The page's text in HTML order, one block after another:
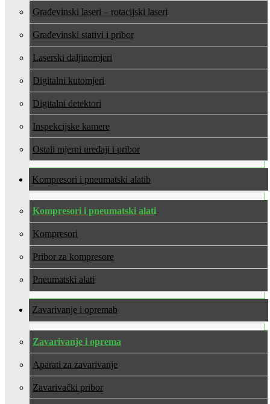
Građevinski laseri – rotacijski laseri
Građevinski stativi i pribor
Laserski daljinomjeri
Digitalni kutomjeri
Digitalni detektori
Inspekcijske kamere
Ostali mjerni uređaji i pribor
Kompresori i pneumatski alati
Kompresori i pneumatski alati
Kompresori
Pribor za kompresore
Pneumatski alati
Zavarivanje i oprema
Zavarivanje i oprema
Aparati za zavarivanje
Zavarivački pribor